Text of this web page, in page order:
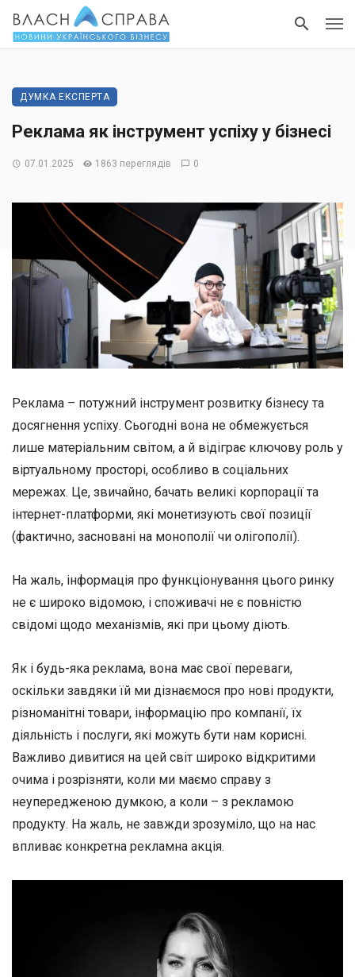
ДУМКА ЕКСПЕРТА
Реклама як інструмент успіху у бізнесі
07.01.2025 1863 переглядів 0
Реклама – потужний інструмент розвитку бізнесу та
досягнення успіху. Сьогодні вона не обмежується
лише матеріальним світом, а й відіграє ключову роль у
віртуальному просторі, особливо в соціальних
мережах. Це, звичайно, бачать великі корпорації та
інтернет-платформи, які монетизують свої позиції
(фактично, засновані на монополії чи олігополії).
На жаль, інформація про функціонування цього ринку
не є широко відомою, і споживачі не є повністю
свідомі щодо механізмів, які при цьому діють.
Як і будь-яка реклама, вона має свої переваги,
оскільки завдяки їй ми дізнаємося про нові продукти,
різноманітні товари, інформацію про компанії, їх
діяльність і послуги, які можуть бути нам корисні.
Важливо дивитися на цей світ широко відкритими
очима і розрізняти, коли ми маємо справу з
неупередженою думкою, а коли – з рекламою
продукту. На жаль, не завжди зрозуміло, що на нас
впливає конкретна рекламна акція.